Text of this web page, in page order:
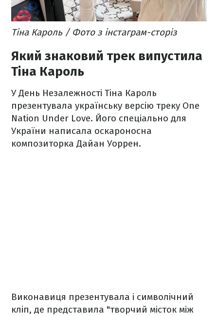
Тіна Кароль / Фото з інстаграм-сторіз
Який знаковий трек випустила
Тіна Кароль
У День Незалежності Тіна Кароль
презентувала українську версію треку One
Nation Under Love. Його спеціально для
України написала оскароносна
композиторка Дайан Уоррен.
Виконавиця презентувала і символічний
кліп, де представила "творчий місток між